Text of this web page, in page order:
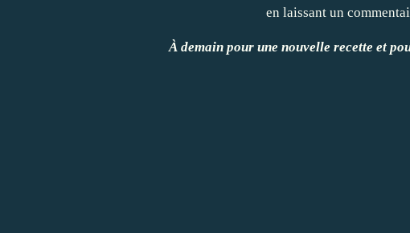
en laissant un
À demain pour une nouvelle recette et